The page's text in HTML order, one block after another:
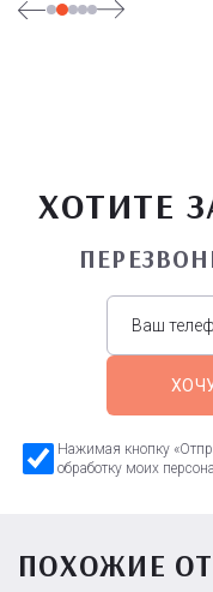
ХОТИТЕ
Нажимая кнопку
обработку моих
ПОХОЖИЕ